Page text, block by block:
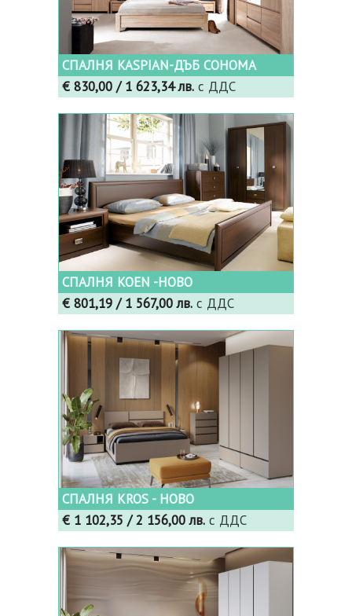
СПАЛНЯ KASPIAN-ДЪБ СОНОМА
€ 830,00 / 1 623,34 лв. с ДДС
СПАЛНЯ KOEN -НОВО
€ 801,19 / 1 567,00 лв. с ДДС
СПАЛНЯ KROS - НОВО
€ 1 102,35 / 2 156,00 лв. с ДДС